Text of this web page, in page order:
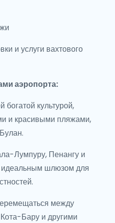
и услуги вахтового
аэропорта:
культурой,
и красивыми пляжами,
Лумпуру, Пенангу и
идеальным шлюзом для
между
Бару и другими